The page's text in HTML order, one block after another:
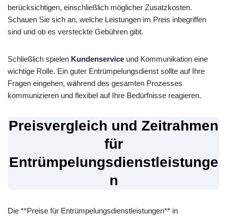
berücksichtigen, einschließlich möglicher Zusatzkosten.
Schauen Sie sich an, welche Leistungen im Preis inbegriffen
sind und ob es versteckte Gebühren gibt.
Schließlich spielen Kundenservice und Kommunikation eine
wichtige Rolle. Ein guter Entrümpelungsdienst sollte auf Ihre
Fragen eingehen, während des gesamten Prozesses
kommunizieren und flexibel auf Ihre Bedürfnisse reagieren.
Preisvergleich und Zeitrahmen
für
Entrümpelungsdienstleistunge
n
Die **Preise für Entrümpelungsdienstleistungen** in